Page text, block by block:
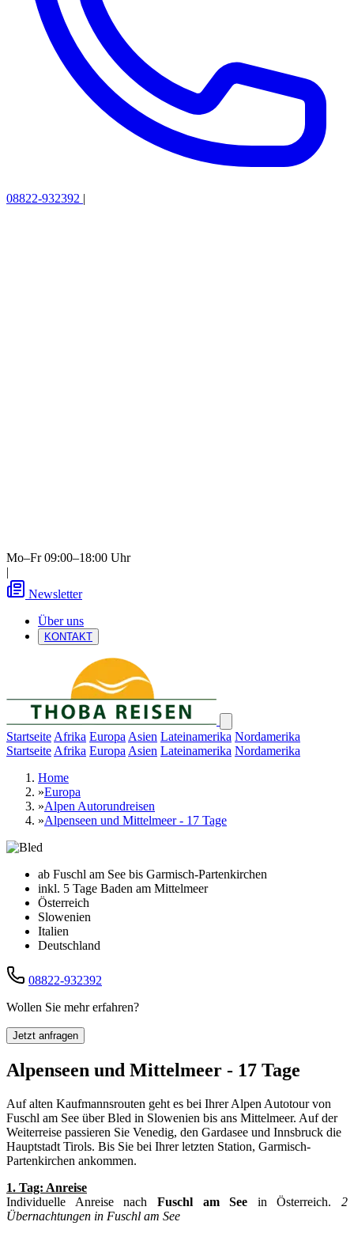
08822-932392 |
Mo–Fr 09:00–18:00 Uhr
|
Newsletter
Über uns
KONTAKT
Startseite Afrika Europa Asien Lateinamerika Nordamerika
Startseite Afrika Europa Asien Lateinamerika Nordamerika
Home
»Europa
»Alpen Autorundreisen
»Alpenseen und Mittelmeer - 17 Tage
ab Fuschl am See bis Garmisch-Partenkirchen
inkl. 5 Tage Baden am Mittelmeer
Österreich
Slowenien
Italien
Deutschland
08822-932392
Wollen Sie mehr erfahren?
Jetzt anfragen
Alpenseen und Mittelmeer - 17 Tage
Auf alten Kaufmannsrouten geht es bei Ihrer Alpen Autotour von
Fuschl am See über Bled in Slowenien bis ans Mittelmeer. Auf der
Weiterreise passieren Sie Venedig, den Gardasee und Innsbruck die
Hauptstadt Tirols. Bis Sie bei Ihrer letzten Station, Garmisch-
Partenkirchen ankommen.
1. Tag: Anreise
Individuelle Anreise nach Fuschl am See in Österreich. 2
Übernachtungen in Fuschl am See